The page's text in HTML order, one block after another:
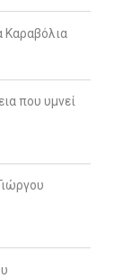
Καραβόλια
που υμνεί